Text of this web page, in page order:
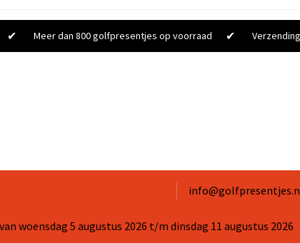
✔ Meer dan 800 golfpresentjes op voorraad ✔
woensdag 5 augustus 2026 t/m dinsdag 11 augustus 2026